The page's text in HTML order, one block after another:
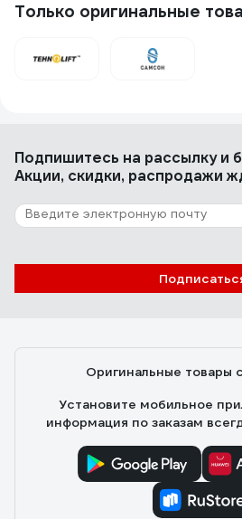
Только оригинальные
Подпишитесь на рассылкуи
Акции, скидки, распродажи
Оригинальные товары
Установите мобильное
информация по заказам